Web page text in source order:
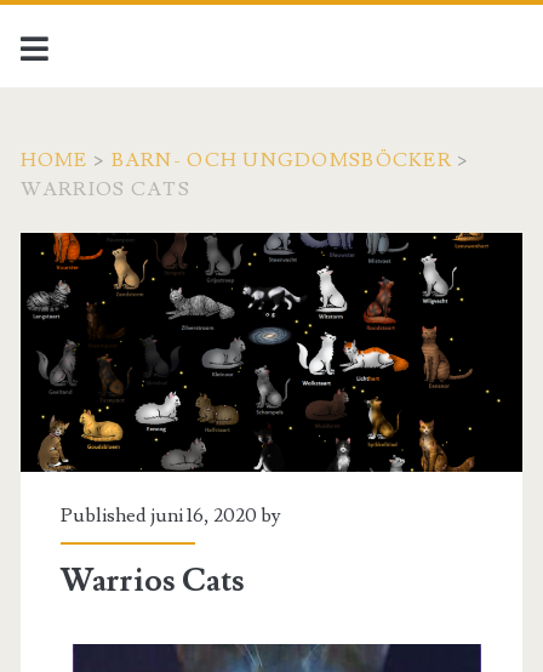
HOME > BARN- OCH UNGDOMSBÖCKER >
WARRIOS CATS
Published juni 16, 2020 by
Warrios Cats